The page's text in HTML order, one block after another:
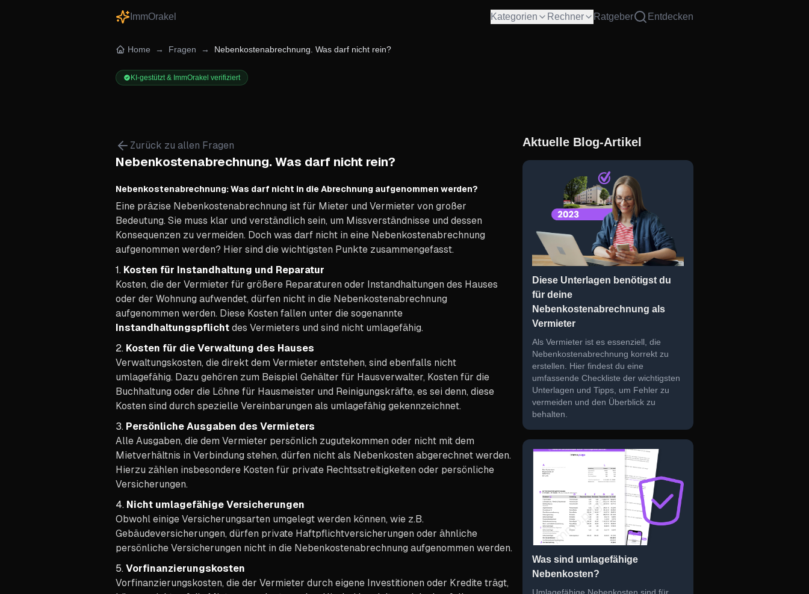
ImmOrakel Kategorien Rechner Ratgeber Entdecken
Home → Fragen → Nebenkostenabrechnung. Was darf nicht rein?
KI-gestützt & ImmOrakel verifiziert
Zurück zu allen Fragen
Nebenkostenabrechnung. Was darf nicht rein?
Nebenkostenabrechnung: Was darf nicht in die Abrechnung aufgenommen werden?
Eine präzise Nebenkostenabrechnung ist für Mieter und Vermieter von großer
Bedeutung. Sie muss klar und verständlich sein, um Missverständnisse und dessen
Konsequenzen zu vermeiden. Doch was darf nicht in eine Nebenkostenabrechnung
aufgenommen werden? Hier sind die wichtigsten Punkte zusammengefasst.
1. Kosten für Instandhaltung und Reparatur
Kosten, die der Vermieter für größere Reparaturen oder Instandhaltungen des Hauses
oder der Wohnung aufwendet, dürfen nicht in die Nebenkostenabrechnung
aufgenommen werden. Diese Kosten fallen unter die sogenannte
Instandhaltungspflicht des Vermieters und sind nicht umlagefähig.
2. Kosten für die Verwaltung des Hauses
Verwaltungskosten, die direkt dem Vermieter entstehen, sind ebenfalls nicht
umlagefähig. Dazu gehören zum Beispiel Gehälter für Hausverwalter, Kosten für die
Buchhaltung oder die Löhne für Hausmeister und Reinigungskräfte, es sei denn, diese
Kosten sind durch spezielle Vereinbarungen als umlagefähig gekennzeichnet.
3. Persönliche Ausgaben des Vermieters
Alle Ausgaben, die dem Vermieter persönlich zugutekommen oder nicht mit dem
Mietverhältnis in Verbindung stehen, dürfen nicht als Nebenkosten abgerechnet werden.
Hierzu zählen insbesondere Kosten für private Rechtsstreitigkeiten oder persönliche
Versicherungen.
4. Nicht umlagefähige Versicherungen
Obwohl einige Versicherungsarten umgelegt werden können, wie z.B.
Gebäudeversicherungen, dürfen private Haftpflichtversicherungen oder ähnliche
persönliche Versicherungen nicht in die Nebenkostenabrechnung aufgenommen werden.
5. Vorfinanzierungskosten
Vorfinanzierungskosten, die der Vermieter durch eigene Investitionen oder Kredite trägt,
Aktuelle Blog-Artikel
Diese Unterlagen benötigst du
für deine
Nebenkostenabrechnung als
Vermieter
Als Vermieter ist es essenziell, die
Nebenkostenabrechnung korrekt zu
erstellen. Hier findest du eine
umfassende Checkliste der wichtigsten
Unterlagen und Tipps, um Fehler zu
vermeiden und den Überblick zu
behalten.
Was sind umlagefähige
Nebenkosten?